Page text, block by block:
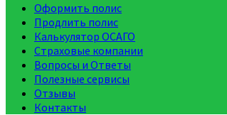
Оформить полис
Продлить полис
Калькулятор ОСАГО
Страховые компании
Вопросы и Ответы
Полезные сервисы
Отзывы
Контакты